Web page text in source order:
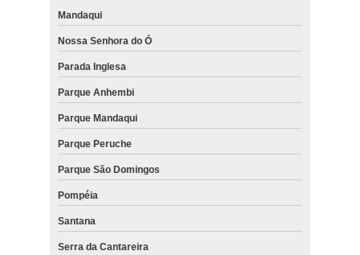
Mandaqui
Nossa Senhora do Ó
Parada Inglesa
Parque Anhembi
Parque Mandaqui
Parque Peruche
Parque São Domingos
Pompéia
Santana
Serra da Cantareira